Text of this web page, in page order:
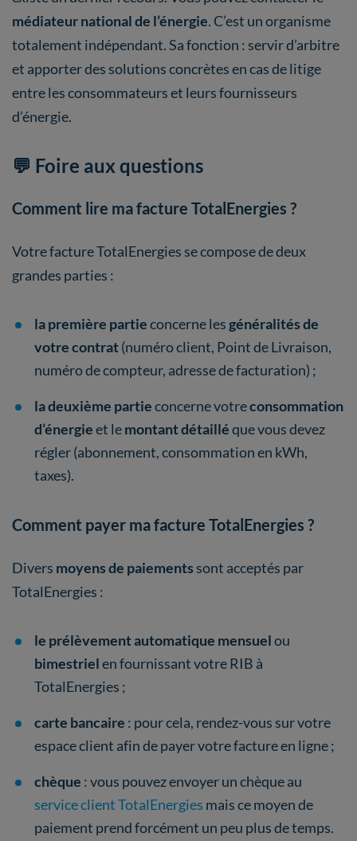
médiateur national de l’énergie. C’est un organisme
totalement indépendant. Sa fonction : servir d’arbitre
et apporter des solutions concrètes en cas de litige
entre les consommateurs et leurs fournisseurs
d’énergie.
💬 Foire aux questions
Comment lire ma facture TotalEnergies ?
Votre facture TotalEnergies se compose de deux
grandes parties :
la première partieconcerne lesgénéralités de
votre contrat(numéro client, Point de Livraison,
numéro de compteur, adresse de facturation) ;
la deuxième partieconcerne votreconsommation
d’énergieet lemontant détailléque vous devez
régler (abonnement, consommation en kWh,
taxes).
Comment payer ma facture TotalEnergies ?
Divers moyens de paiements sont acceptés par
TotalEnergies :
le prélèvement automatique mensuelou
bimestrielen fournissant votre RIB à
TotalEnergies ;
carte bancaire : pour cela, rendez-vous sur votre
espace client afin de payer votre facture en ligne ;
chèque : vous pouvez envoyer un chèque au
service client TotalEnergies mais ce moyen de
paiement prend forcément un peu plus de temps.